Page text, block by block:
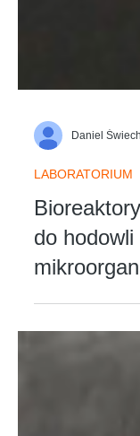
Daniel Świech
LABORATORIUM
do hodowli